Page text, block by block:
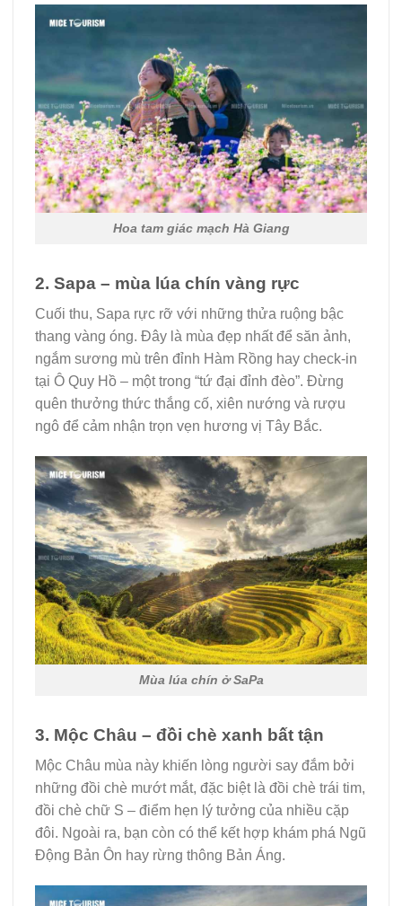
Hoa tam giác mạch Hà Giang
2. Sapa – mùa lúa chín vàng rực
Cuối thu, Sapa rực rỡ với những thửa ruộng bậc
thang vàng óng. Đây là mùa đẹp nhất để săn ảnh,
ngắm sương mù trên đỉnh Hàm Rồng hay check-in
tại Ô Quy Hồ – một trong “tứ đại đỉnh đèo”. Đừng
quên thưởng thức thắng cố, xiên nướng và rượu
ngô để cảm nhận trọn vẹn hương vị Tây Bắc.
Mùa lúa chín ở SaPa
3. Mộc Châu – đồi chè xanh bất tận
Mộc Châu mùa này khiến lòng người say đắm bởi
những đồi chè mướt mắt, đặc biệt là đồi chè trái tim,
đồi chè chữ S – điểm hẹn lý tưởng của nhiều cặp
đôi. Ngoài ra, bạn còn có thể kết hợp khám phá Ngũ
Động Bản Ôn hay rừng thông Bản Áng.